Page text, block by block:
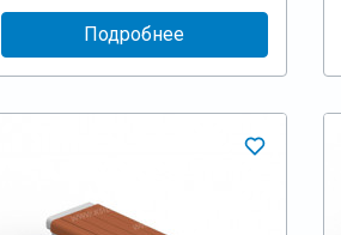
Подробнее